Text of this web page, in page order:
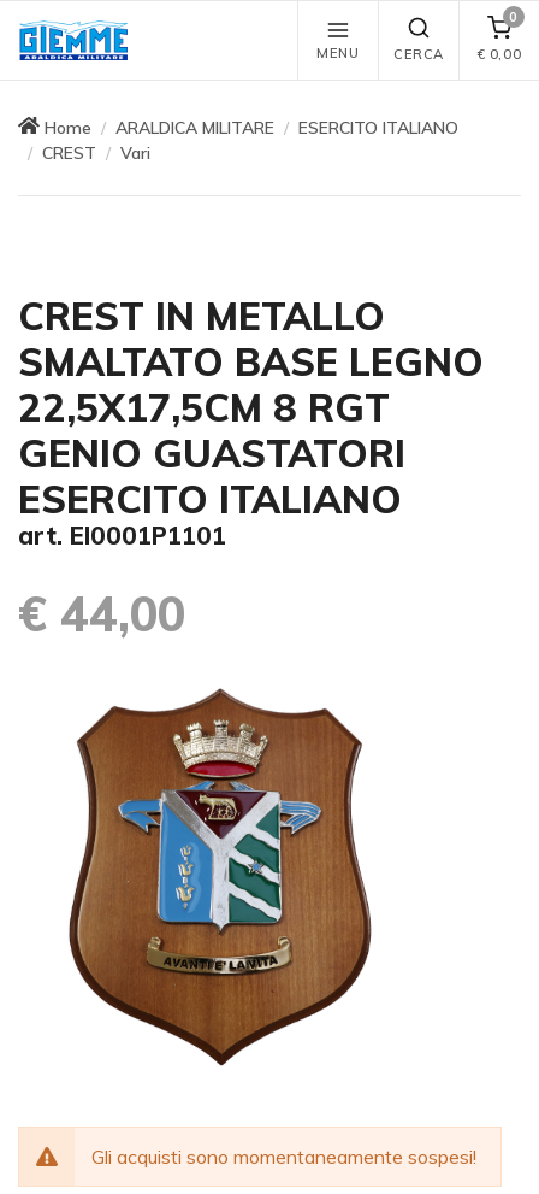
MENU CERCA
0
€ 0,00
Home ARALDICA MILITARE
ESERCITO ITALIANO
CREST
Vari
CREST IN METALLO
SMALTATO BASE LEGNO
22,5X17,5CM 8 RGT
GENIO GUASTATORI
ESERCITO ITALIANO
art. EI0001P1101
€ 44,00
Gli acquisti sono momentaneamente sospesi!